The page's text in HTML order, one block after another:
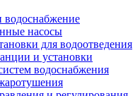
водоснабжение
насосы
для водоотведения
и установки
водоснабжения